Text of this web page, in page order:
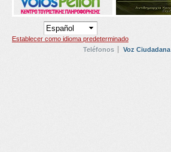
Establecer como idioma predeterminado
Teléfonos
Voz Ciudadana